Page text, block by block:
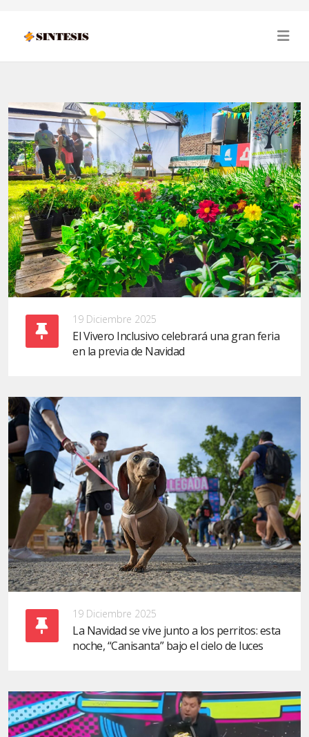
19 Diciembre 2025
El Vivero Inclusivo celebrará una gran feria
en la previa de Navidad
19 Diciembre 2025
La Navidad se vive junto a los perritos: esta
noche, “Canisanta” bajo el cielo de luces